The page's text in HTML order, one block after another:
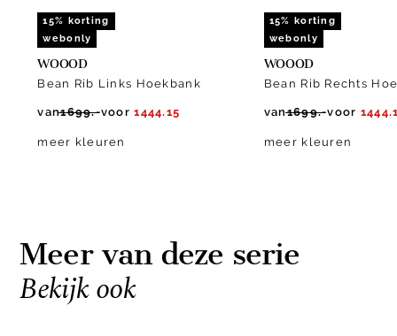
15% korting
webonly
WOOOD
Bean Rib Links Hoekbank
van1699.-voor 1444.15
meer kleuren
15% korting
webonly
WOOOD
Bean Rib Rechts
van1699.-voor
meer kleuren
Meer van deze serie
Bekijk ook